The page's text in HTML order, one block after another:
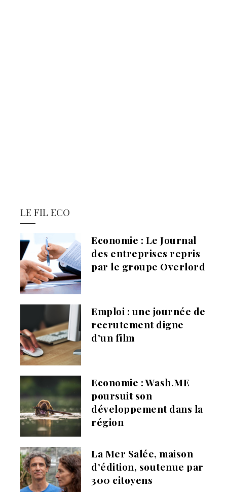
LE FIL ECO
Economie : Le Journal
des entreprises repris
par le groupe Overlord
Emploi : une journée de
recrutement digne
d’un film
Economie : Wash.ME
poursuit son
développement dans la
région
La Mer Salée, maison
d’édition, soutenue par
300 citoyens